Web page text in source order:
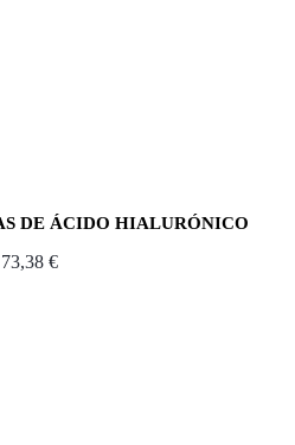
DE ÁCIDO HIALURÓNICO
73,38 €